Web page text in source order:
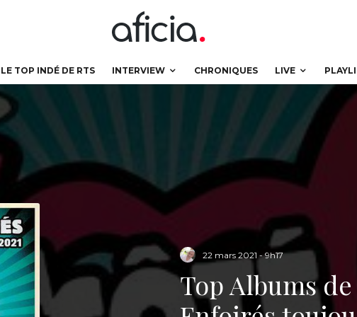
LE TOP INDÉ DE RTS INTERVIEW CHRONIQUES LIVE
22 mars 2021 - 9h17
Top Albums de